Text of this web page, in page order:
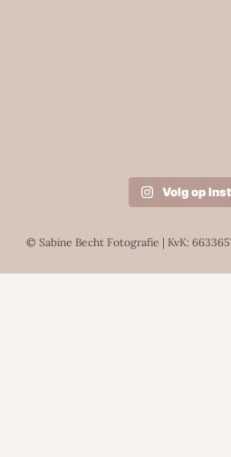
Volg op
© Sabine Becht Fotografie | KvK: